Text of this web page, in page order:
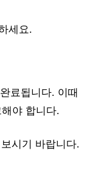
세요.
료됩니다. 이때
야 합니다.
시기 바랍니다.